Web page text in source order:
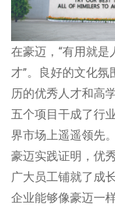
在豪迈，“有用就
才”。良好的文化
历的优秀人才和高
五个项目干成了行
界市场上遥遥领先。
豪迈实践证明，优
广大员工铺就了成
企业能够像豪迈一